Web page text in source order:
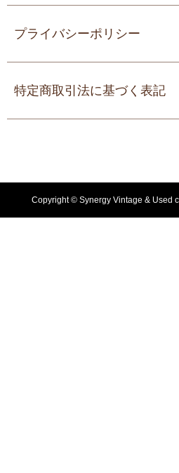
プライバシーポリシー
特定商取引法に基づく表記
Copyright ©Synergy Vintage & Used